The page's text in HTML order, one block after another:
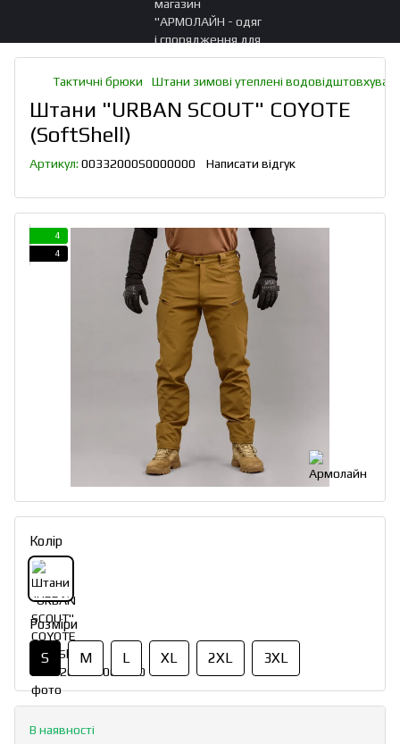
Тактичні брюки Штани зимові утеплені
Штани "URBAN SCOUT" COYOTE
(SoftShell)
Артикул: 00332000S0000000 Написати відгук
4
4
Колір
Розміри
S M L XL 2XL 3XL
В наявності